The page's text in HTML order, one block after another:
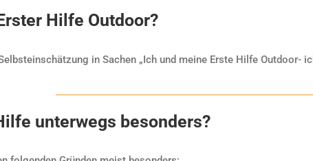
Hilfe Outdoor?
in Sachen „Ich und meine Erste Hilfe Outdoor-
unterwegs besonders?